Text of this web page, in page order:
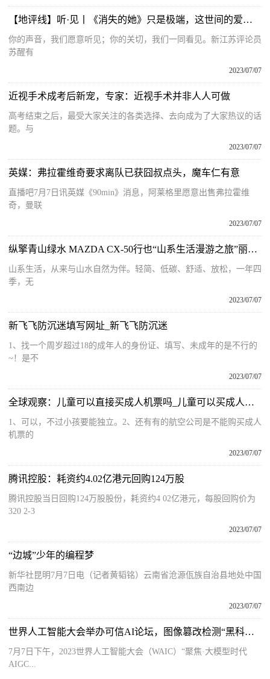
【地评线】听·见丨《消失的她》只是极端，这世间的爱永远温暖你我
你的声音，我们愿意听见；你的关切，我们一同看见。新江苏评论员
苏醒有
2023/07/07
近视手术成考后新宠，专家：近视手术并非人人可做
高考结束之后，最受大家关注的各类选择、去向成为了大家热议的话
题。与
2023/07/07
英媒：弗拉霍维奇要求离队已获囧叔点头，魔车仁有意
直播吧7月7日讯英媒《90min》消息，阿莱格里愿意出售弗拉霍维
奇，曼联
2023/07/07
纵擎青山绿水 MAZDA CX-50行也“山系生活漫游之旅”丽水站丽日
山系生活，从来与山水自然为伴。轻简、低碳、舒适、放松，一年四
季，无
2023/07/07
新飞飞防沉迷填写网址_新飞飞防沉迷
1、找一个周岁超过18的成年人的身份证、填写、未成年的是不行的
~！是不
2023/07/07
全球观察：儿童可以直接买成人机票吗_儿童可以买成人机票吗
1、可以，不过小孩要能独立。2、还有有的航空公司是不能购买成人
机票的
2023/07/07
腾讯控股：耗资约4.02亿港元回购124万股
腾讯控股当日回购124万股股份，耗资约4 02亿港元，每股回购价为
320 2-3
2023/07/07
“边城”少年的编程梦
新华社昆明7月7日电（记者黄韬铭）云南省沧源佤族自治县地处中国
西南边
2023/07/07
世界人工智能大会举办可信AI论坛，图像篡改检测“黑科技”现身
7月7日下午，2023世界人工智能大会（WAIC）“聚焦·大模型时代
AIGC...